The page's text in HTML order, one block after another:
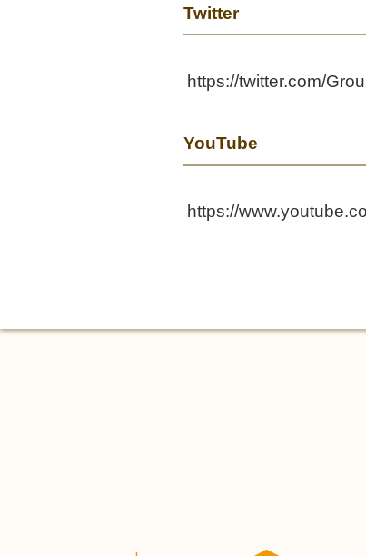
Twitter
https://twitter.com/
YouTube
https://